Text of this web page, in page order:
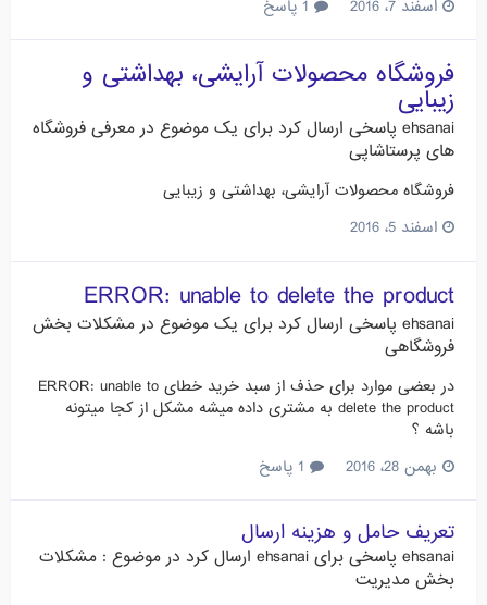
اسفند 7، 2016
فروشگاه محصولات آرایشی، بهداشتی و
زیبایی
ehsanai پاسخی ارسال کرد برای یک موضوع در معرفی فروشگاه
های پرستاشاپی
فروشگاه محصولات آرایشی، بهداشتی و زیبایی
اسفند 5، 2016
ERROR: unable to delete the product
ehsanai پاسخی ارسال کرد برای یک موضوع در مشکلات بخش
فروشگاهی
در بعضی موارد برای حذف از سبد خرید خطای ERROR: unable to
delete the product به مشتری داده میشه مشکل از کجا میتونه
باشه ؟
بهمن 28، 2016
تعریف حامل و هزینه ارسال
ehsanai پاسخی برای ehsanai ارسال کرد در موضوع : مشکلات
بخش مدیریت